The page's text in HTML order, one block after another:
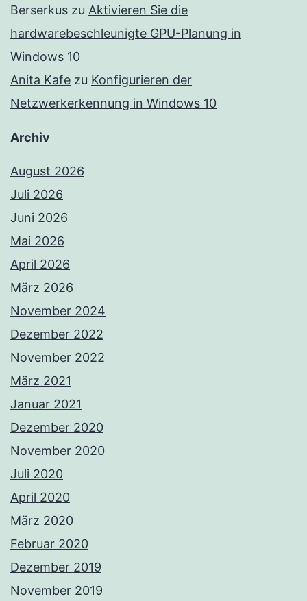
Berserkus zu Aktivieren Sie die
hardwarebeschleunigte GPU-Planung in
Windows 10
Anita Kafe zu Konfigurieren der
Netzwerkerkennung in Windows 10
Archiv
August 2026
Juli 2026
Juni 2026
Mai 2026
April 2026
März 2026
November 2024
Dezember 2022
November 2022
März 2021
Januar 2021
Dezember 2020
November 2020
Juli 2020
April 2020
März 2020
Februar 2020
Dezember 2019
November 2019